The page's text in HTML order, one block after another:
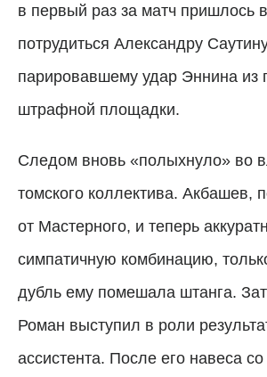
в первый раз за матч пришлось
потрудиться Александру
парировавшему удар Эннина из
штрафной площадки.
Следом вновь «полыхнуло» во
томского коллектива. Акбашев,
от Мастерного, и теперь
симпатичную комбинацию,
дубль ему помешала штанга.
Роман выступил в роли
ассистента. После его навеса